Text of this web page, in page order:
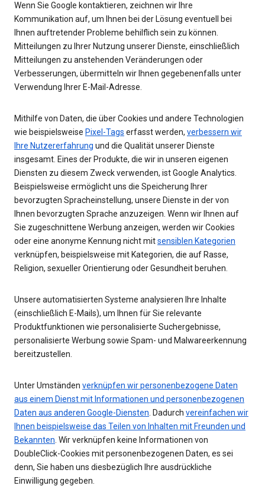
Wenn Sie Google kontaktieren, zeichnen wir Ihre
Kommunikation auf, um Ihnen bei der Lösung eventuell bei
Ihnen auftretender Probleme behilflich sein zu können.
Mitteilungen zu Ihrer Nutzung unserer Dienste, einschließlich
Mitteilungen zu anstehenden Veränderungen oder
Verbesserungen, übermitteln wir Ihnen gegebenenfalls unter
Verwendung Ihrer E-Mail-Adresse.
Mithilfe von Daten, die über Cookies und andere Technologien
wie beispielsweise Pixel-Tags erfasst werden, verbessern wir
Ihre Nutzererfahrung und die Qualität unserer Dienste
insgesamt. Eines der Produkte, die wir in unseren eigenen
Diensten zu diesem Zweck verwenden, ist Google Analytics.
Beispielsweise ermöglicht uns die Speicherung Ihrer
bevorzugten Spracheinstellung, unsere Dienste in der von
Ihnen bevorzugten Sprache anzuzeigen. Wenn wir Ihnen auf
Sie zugeschnittene Werbung anzeigen, werden wir Cookies
oder eine anonyme Kennung nicht mitsensiblen Kategorien
verknüpfen, beispielsweise mit Kategorien, die auf Rasse,
Religion, sexueller Orientierung oder Gesundheit beruhen.
Unsere automatisierten Systeme analysieren Ihre Inhalte
(einschließlich E-Mails), um Ihnen für Sie relevante
Produktfunktionen wie personalisierte Suchergebnisse,
personalisierte Werbung sowie Spam- und Malwareerkennung
bereitzustellen.
Unter Umständen verknüpfen wir personenbezogene Daten
aus einem Dienst mit Informationen und personenbezogenen
Daten aus anderen Google-Diensten. Dadurch vereinfachen wir
Ihnen beispielsweise das Teilen von Inhalten mit Freunden und
Bekannten. Wir verknüpfen keine Informationen von
DoubleClick-Cookies mit personenbezogenen Daten, es sei
denn, Sie haben uns diesbezüglich Ihre ausdrückliche
Einwilligung gegeben.